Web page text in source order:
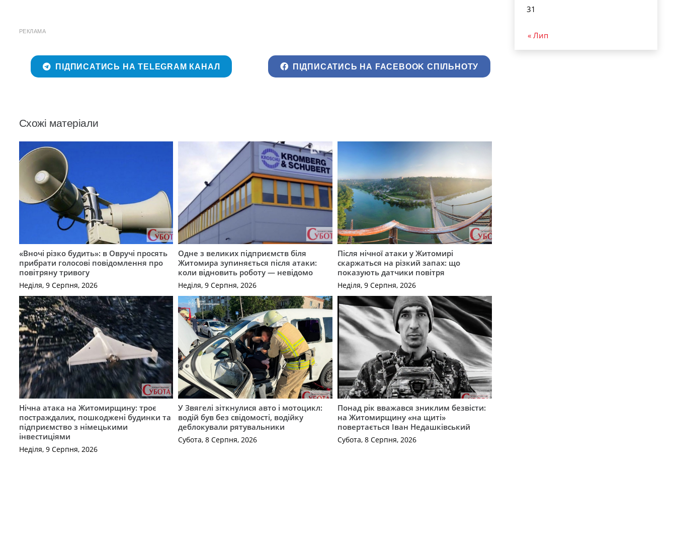
РЕКЛАМА
ПІДПИСАТИСЬ НА TELEGRAM КАНАЛ ПІДПИСАТИСЬ НА FACEBOOK СПІЛЬНОТУ
Схожі матеріали
«Вночі різко будить»: в Овручі просять
прибрати голосові повідомлення про
повітряну тривогу
Неділя, 9 Серпня, 2026
Одне з великих підприємств біля
Житомира зупиняється після атаки:
коли відновить роботу — невідомо
Неділя, 9 Серпня, 2026
Після нічної атаки у Житомирі
скаржаться на різкий запах: що
показують датчики повітря
Неділя, 9 Серпня, 2026
Нічна атака на Житомирщину: троє
постраждалих, пошкоджені будинки та
підприємство з німецькими
інвестиціями
Неділя, 9 Серпня, 2026
У Звягелі зіткнулися авто і мотоцикл:
водій був без свідомості, водійку
деблокували рятувальники
Субота, 8 Серпня, 2026
Понад рік вважався зниклим безвісти:
на Житомирщину «на щиті»
повертається Іван Недашківський
Субота, 8 Серпня, 2026
31
« Лип